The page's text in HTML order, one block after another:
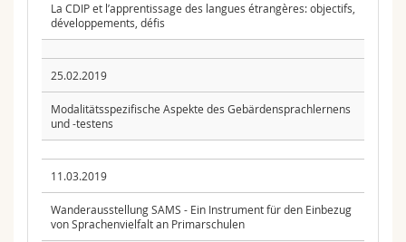
La CDIP et l’apprentissage des langues étrangères: objectifs,
développements, défis
25.02.2019
Modalitätsspezifische Aspekte des Gebärdensprachlernens
und -testens
11.03.2019
Wanderausstellung SAMS - Ein Instrument für den Einbezug
von Sprachenvielfalt an Primarschulen